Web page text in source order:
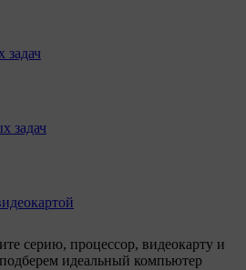
задач
задач
серию, процессор, видеокарту и
идеальный компьютер